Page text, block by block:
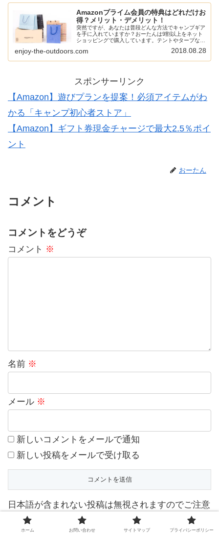
Amazonプライム会員の特典はどれだけお
得？メリット・デメリット！
突然ですが、あなたは普段どんな方法でキャンプギア
を手に入れていますか？おーたんは9割以上をネット
ショッピングで購入しています。テントやタープなん
うなるとネットショッピングに頼らざるを得ない。
enjoy-the-outdoors.com 2018.08.28
スポンサーリンク
【Amazon】遊びプランを提案！必須アイテムがわ
かる「キャンプ初心者ストア」
【Amazon】ギフト券現金チャージで最大2.5％ポイ
ント
おーたん
コメント
コメントをどうぞ
コメント ※
名前 ※
メール ※
新しいコメントをメールで通知
新しい投稿をメールで受け取る
日本語が含まれない投稿は無視されますのでご注意
ください。（スパム対策）
ホーム お問い合わせ サイトマップ プライバシーポリシー